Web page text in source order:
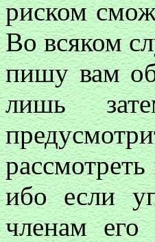
риском
Во всяком
пишу вам
лишь
ибо если
членам его